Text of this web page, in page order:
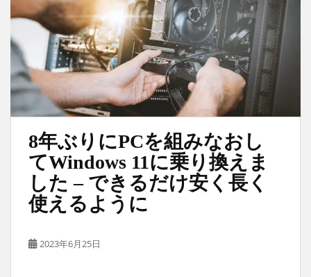
8年ぶりにPCを組みなおし
てWindows 11に乗り換えま
した – できるだけ安く長く
使えるように
2023年6月25日